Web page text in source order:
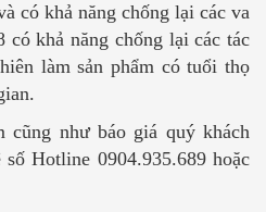
có khả năng chống lại các va
có khả năng chống lại các tác
làm sản phẩm có tuổi thọ
cũng như báo giá quý khách
Hotline 0904.935.689 hoặc